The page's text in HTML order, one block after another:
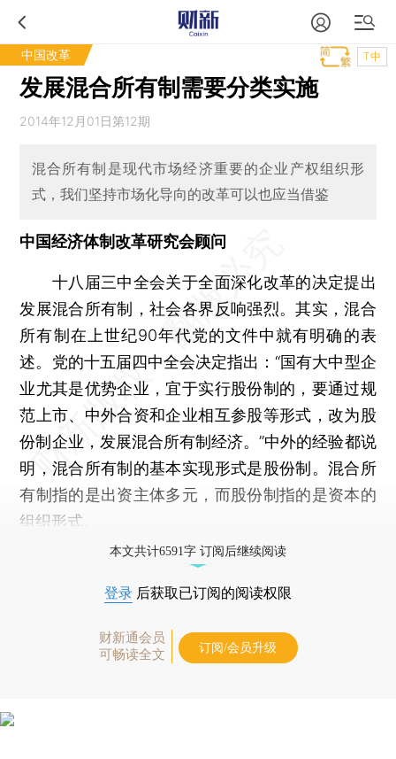
中国改革 T中
发展混合所有制需要分类实施
2014年12月01日第12期
混合所有制是现代市场经济重要的企业产权组织形
式，我们坚持市场化导向的改革可以也应当借鉴
中国经济体制改革研究会顾问
十八届三中全会关于全面深化改革的决定提出
发展混合所有制，社会各界反响强烈。其实，混合
所有制在上世纪90年代党的文件中就有明确的表
述。党的十五届四中全会决定指出：“国有大中型企
业尤其是优势企业，宜于实行股份制的，要通过规
范上市、中外合资和企业相互参股等形式，改为股
份制企业，发展混合所有制经济。”中外的经验都说
明，混合所有制的基本实现形式是股份制。混合所
有制指的是出资主体多元，而股份制指的是资本的
组织形式。
本文共计6591字 订阅后继续阅读
登录 后获取已订阅的阅读权限
财新通会员
可畅读全文
订阅/会员升级